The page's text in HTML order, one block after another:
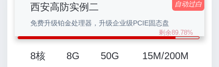
西安高防实例二
免费升级铂金处理器，升级企业级PCIE固态盘
自动过白
剩余89.78%
8核 8G 50G 15M/200M